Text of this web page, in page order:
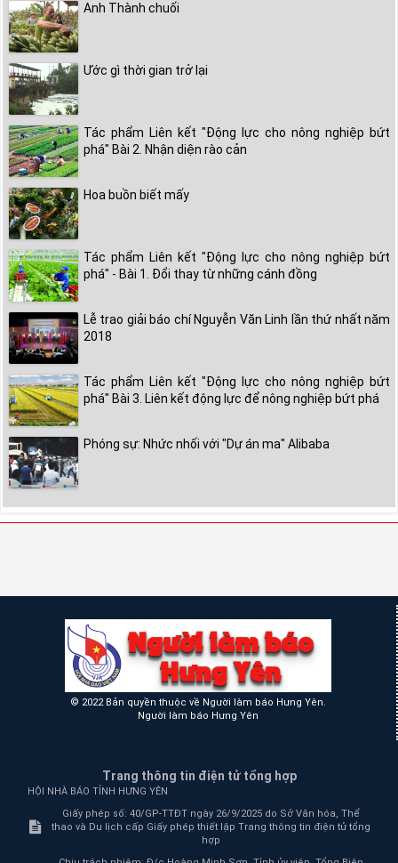
Anh Thành chuối
Ước gì thời gian trở lại
Tác phẩm Liên kết "Động lực cho nông nghiệp bứt
phá" Bài 2. Nhận diện rào cản
Hoa buồn biết mấy
Tác phẩm Liên kết "Động lực cho nông nghiệp bứt
phá" - Bài 1. Đổi thay từ những cánh đồng
Lễ trao giải báo chí Nguyễn Văn Linh lần thứ nhất năm
2018
Tác phẩm Liên kết "Động lực cho nông nghiệp bứt
phá" Bài 3. Liên kết động lực để nông nghiệp bứt phá
Phóng sự: Nhức nhối với "Dự án ma" Alibaba
© 2022 Bản quyền thuộc về Người làm báo Hưng Yên.
Người làm báo Hưng Yên
Trang thông tin điện tử tổng hợp
HỘI NHÀ BÁO TỈNH HƯNG YÊN
Giấy phép số: 40/GP-TTĐT ngày 26/9/2025 do Sở Văn hóa, Thể
thao và Du lịch cấp Giấy phép thiết lập Trang thông tin điện tử tổng
hợp